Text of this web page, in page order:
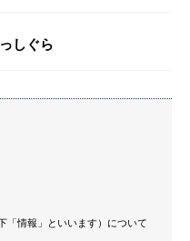
しぐら
「情報」といいます）について